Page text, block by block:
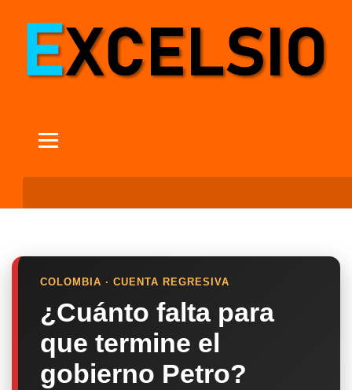
COLOMBIA · CUENTA REGRESIVA
¿Cuánto falta para
que termine el
gobierno Petro?